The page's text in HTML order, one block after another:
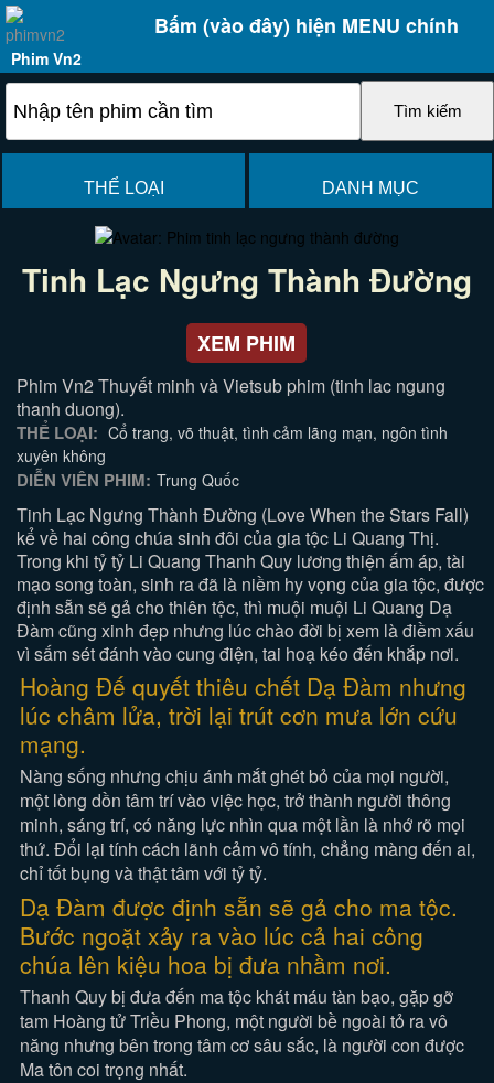
Bấm (vào đây) hiện MENU chính
Phim Vn2
THỂ LOẠI DANH MỤC
Tinh Lạc Ngưng Thành Đường
XEM PHIM
Phim Vn2 Thuyết minh và Vietsub phim (tinh lac ngung
thanh duong).
THỂ LOẠI: Cổ trang, võ thuật, tình cảm lãng mạn, ngôn tình
xuyên không
DIỄN VIÊN PHIM: Trung Quốc
Tinh Lạc Ngưng Thành Đường (Love When the Stars Fall)
kể về hai công chúa sinh đôi của gia tộc Li Quang Thị.
Trong khi tỷ tỷ Li Quang Thanh Quy lương thiện ấm áp, tài
mạo song toàn, sinh ra đã là niềm hy vọng của gia tộc, được
định sẵn sẽ gả cho thiên tộc, thì muội muội Li Quang Dạ
Đàm cũng xinh đẹp nhưng lúc chào đời bị xem là điềm xấu
vì sấm sét đánh vào cung điện, tai hoạ kéo đến khắp nơi.
Hoàng Đế quyết thiêu chết Dạ Đàm nhưng
lúc châm lửa, trời lại trút cơn mưa lớn cứu
mạng.
Nàng sống nhưng chịu ánh mắt ghét bỏ của mọi người,
một lòng dồn tâm trí vào việc học, trở thành người thông
minh, sáng trí, có năng lực nhìn qua một lần là nhớ rõ mọi
thứ. Đổi lại tính cách lãnh cảm vô tính, chẳng màng đến ai,
chỉ tốt bụng và thật tâm với tỷ tỷ.
Dạ Đàm được định sẵn sẽ gả cho ma tộc.
Bước ngoặt xảy ra vào lúc cả hai công
chúa lên kiệu hoa bị đưa nhầm nơi.
Thanh Quy bị đưa đến ma tộc khát máu tàn bạo, gặp gỡ
tam Hoàng tử Triều Phong, một người bề ngoài tỏ ra vô
năng nhưng bên trong tâm cơ sâu sắc, là người con được
Ma tôn coi trọng nhất.